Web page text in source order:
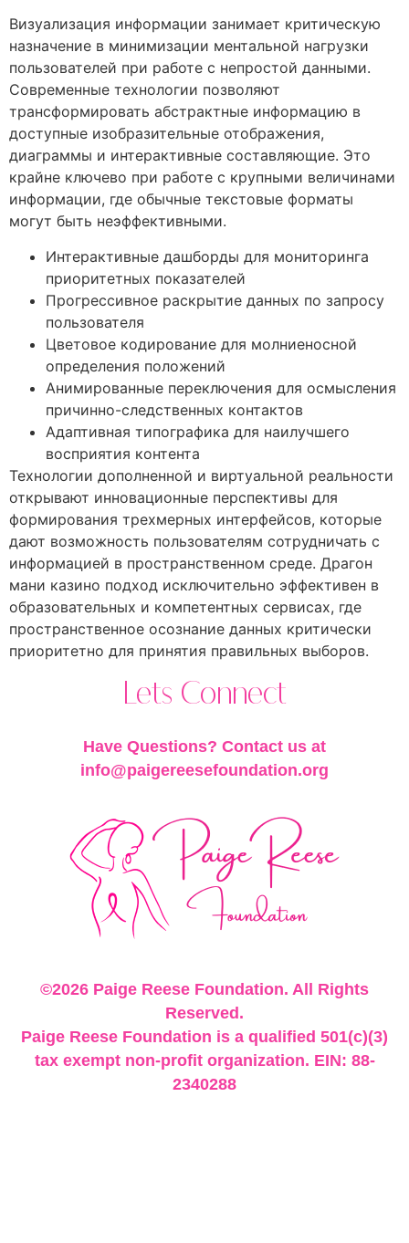
Визуализация информации занимает критическую
назначение в минимизации ментальной нагрузки
пользователей при работе с непростой данными.
Современные технологии позволяют
трансформировать абстрактные информацию в
доступные изобразительные отображения,
диаграммы и интерактивные составляющие. Это
крайне ключево при работе с крупными величинами
информации, где обычные текстовые форматы
могут быть неэффективными.
Интерактивные дашборды для мониторинга
приоритетных показателей
Прогрессивное раскрытие данных по запросу
пользователя
Цветовое кодирование для молниеносной
определения положений
Анимированные переключения для осмысления
причинно-следственных контактов
Адаптивная типографика для наилучшего
восприятия контента
Технологии дополненной и виртуальной реальности
открывают инновационные перспективы для
формирования трехмерных интерфейсов, которые
дают возможность пользователям сотрудничать с
информацией в пространственном среде. Драгон
мани казино подход исключительно эффективен в
образовательных и компетентных сервисах, где
пространственное осознание данных критически
приоритетно для принятия правильных выборов.
Lets Connect
Have Questions? Contact us at
info@paigereesefoundation.org
©2026 Paige Reese Foundation. All Rights
Reserved.
Paige Reese Foundation is a qualified 501(c)(3)
tax exempt non-profit organization. EIN: 88-
2340288